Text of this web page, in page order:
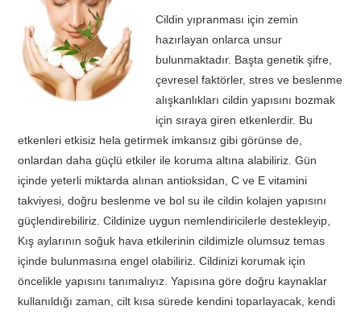
Cildin yıpranması için zemin
hazırlayan onlarca unsur
bulunmaktadır. Başta genetik şifre,
çevresel faktörler, stres ve beslenme
alışkanlıkları cildin yapısını bozmak
için sıraya giren etkenlerdir. Bu
etkenleri etkisiz hela getirmek imkansız gibi görünse de,
onlardan daha güçlü etkiler ile koruma altına alabiliriz. Gün
içinde yeterli miktarda alınan antioksidan, C ve E vitamini
takviyesi, doğru beslenme ve bol su ile cildin kolajen yapısını
güçlendirebiliriz. Cildinize uygun nemlendiricilerle destekleyip,
Kış aylarının soğuk hava etkilerinin cildimizle olumsuz temas
içinde bulunmasına engel olabiliriz. Cildinizi korumak için
öncelikle yapısını tanımalıyız. Yapısına göre doğru kaynaklar
kullanıldığı zaman, cilt kısa sürede kendini toparlayacak, kendi